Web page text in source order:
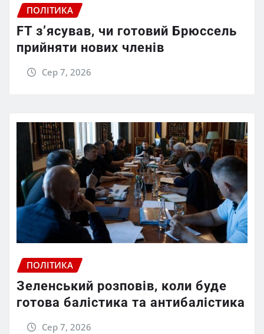
ПОЛІТИКА
FT зʼясував, чи готовий Брюссель
прийняти нових членів
Сер 7, 2026
ПОЛІТИКА
Зеленський розповів, коли буде
готова балістика та антибалістика
Сер 7, 2026